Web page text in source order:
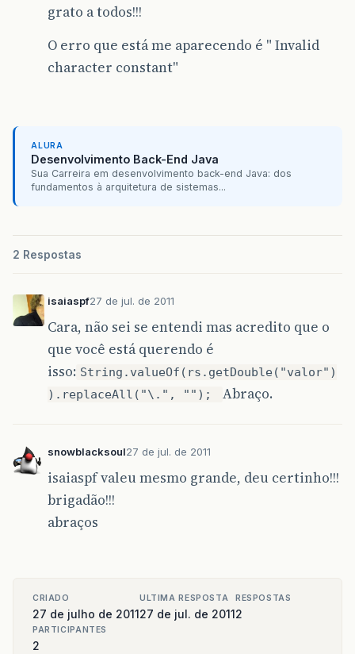
grato a todos!!!
O erro que está me aparecendo é " Invalid
character constant"
ALURA
Desenvolvimento Back-End Java
Sua Carreira em desenvolvimento back-end Java: dos
fundamentos à arquitetura de sistemas...
2 Respostas
isaiaspf27 de jul. de 2011
Cara, não sei se entendi mas acredito que o
que você está querendo é
isso: String.valueOf(rs.getDouble("valor")
).replaceAll("\.", "");
Abraço.
snowblacksoul27 de jul. de 2011
isaiaspf valeu mesmo grande, deu certinho!!!
brigadão!!!
abraços
CRIADO
27 de julho de 2011
ULTIMA RESPOSTA
27 de jul. de 2011
RESPOSTAS
2
PARTICIPANTES
2